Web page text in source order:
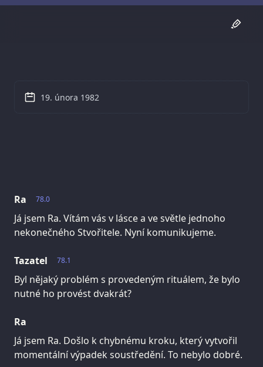
78.0
Ra
Já jsem Ra. Vítám vás v lásce a ve světle jednoho
nekonečného Stvořitele. Nyní komunikujeme.
78.1
Tazatel
Byl nějaký problém s provedeným rituálem, že bylo
nutné ho provést dvakrát?
Ra
Já jsem Ra. Došlo k chybnému kroku, který vytvořil
momentální výpadek soustředění. To nebylo dobré.
19. února 1982